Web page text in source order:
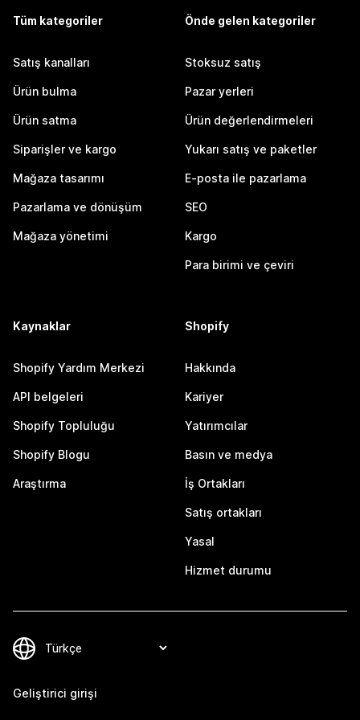
Tüm kategoriler
Satış kanalları
Ürün bulma
Ürün satma
Siparişler ve kargo
Mağaza tasarımı
Pazarlama ve dönüşüm
Mağaza yönetimi
Önde gelen kategoriler
Stoksuz satış
Pazar yerleri
Ürün değerlendirmeleri
Yukarı satış ve paketler
E-posta ile pazarlama
SEO
Kargo
Para birimi ve çeviri
Kaynaklar
Shopify Yardım Merkezi
API belgeleri
Shopify Topluluğu
Shopify Blogu
Araştırma
Shopify
Hakkında
Kariyer
Yatırımcılar
Basın ve medya
İş Ortakları
Satış ortakları
Yasal
Hizmet durumu
Geliştirici girişi